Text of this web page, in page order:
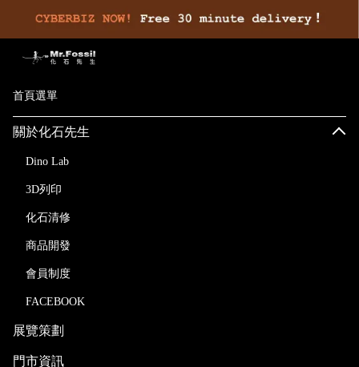
首頁選單
關於化石先生
Dino Lab
3D列印
化石清修
商品開發
會員制度
FACEBOOK
展覽策劃
門市資訊